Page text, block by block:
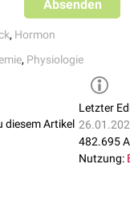
-Ausschüttung
Absenden
, Hormon
, Physiologie
diesem Artikel
Letzter
482.695
Nutzung: